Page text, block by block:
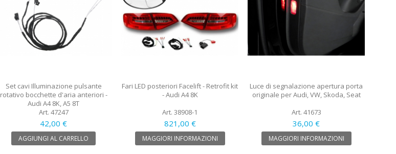
Set cavi Illuminazione pulsante
rotativo bocchette d'aria anteriori -
Audi A4 8K, A5 8T
Art. 47247
42,00 €
AGGIUNGI AL CARRELLO
Fari LED posteriori Facelift - Retrofit kit
- Audi A4 8K
Art. 38908-1
821,00 €
MAGGIORI INFORMAZIONI
Luce di segnalazione apertura porta
originale per Audi, VW, Skoda, Seat
Art. 41673
36,00 €
MAGGIORI INFORMAZIONI